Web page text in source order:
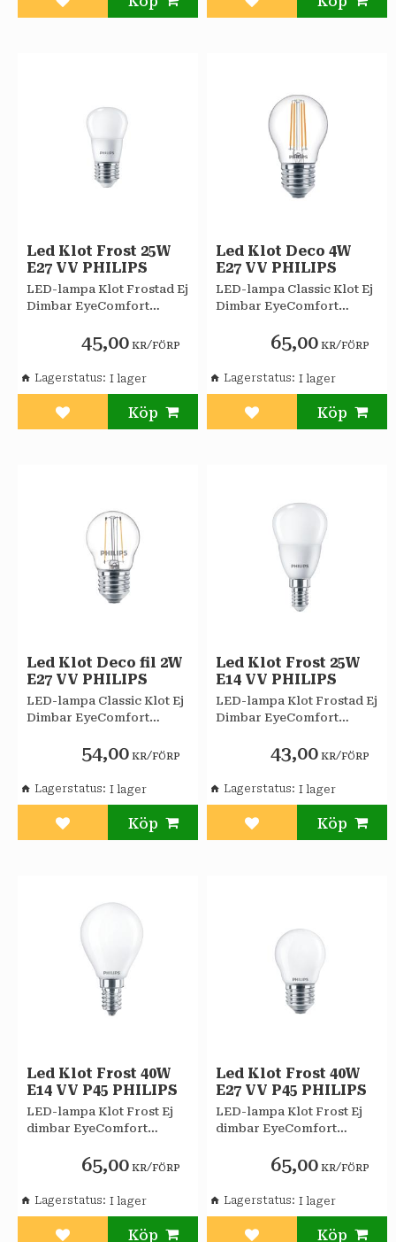
Lägg till i favoriter Lägg till i favoriter
Led Klot Frost 25W
E27 VV PHILIPS
LED-lampa Klot Frostad Ej
Dimbar EyeComfort
45,00 KR/FÖRP
Lägg till i favoriter
Lagerstatus
Led Klot Deco 4W
E27 VV PHILIPS
LED-lampa Classic Klot Ej
Dimbar EyeComfort
65,00 KR/FÖRP
Lägg till i favoriter
Lagerstatus
Led Klot Deco fil 2W
E27 VV PHILIPS
LED-lampa Classic Klot Ej
Dimbar EyeComfort
54,00 KR/FÖRP
Lägg till i favoriter
Lagerstatus
Led Klot Frost 25W
E14 VV PHILIPS
LED-lampa Klot Frostad Ej
Dimbar EyeComfort
43,00 KR/FÖRP
Lägg till i favoriter
Lagerstatus
Led Klot Frost 40W
E14 VV P45 PHILIPS
LED-lampa Klot Frost Ej
dimbar EyeComfort
65,00 KR/FÖRP
Lagerstatus
Led Klot Frost 40W
E27 VV P45 PHILIPS
LED-lampa Klot Frost Ej
dimbar EyeComfort
65,00 KR/FÖRP
Lagerstatus